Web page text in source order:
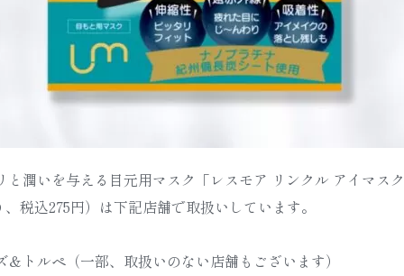
と潤いを与える目元用マスク「レスモア リンクル アイマス
税込275円）は下記店舗で取扱いしています。
トルペ（一部、取扱いのない店舗もございます）